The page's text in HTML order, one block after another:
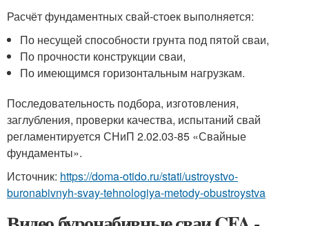
Расчёт фундаментных свай-стоек выполняется:
По несущей способности грунта под пятой сваи,
По прочности конструкции сваи,
По имеющимся горизонтальным нагрузкам.
Последовательность подбора, изготовления,
заглубления, проверки качества, испытаний свай
регламентируется СНиП 2.02.03-85 «Свайные
фундаменты».
Источник: https://doma-otido.ru/stati/ustroystvo-
buronabivnyh-svay-tehnologiya-metody-obustroystva